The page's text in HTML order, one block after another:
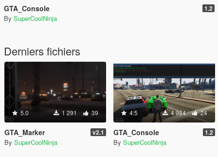
GTA_Console 1.2
By SuperCoolNinja
Derniers fichiers
5.0 1 291 39
GTA_Marker v2.1
By SuperCoolNinja
4.5 4 984 24
GTA_Console 1.2
By SuperCoolNinja